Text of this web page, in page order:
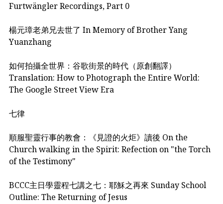
Furtwängler Recordings, Part 0
楊元璋老弟兄去世了 In Memory of Brother Yang
Yuanzhang
如何拍攝全世界：谷歌街景的時代（原創翻譯）
Translation: How to Photograph the Entire World:
The Google Street View Era
七律
順服聖靈行事的教會：《見證的火炬》讀後 On the
Church walking in the Spirit: Refection on "the Torch
of the Testimony"
BCCC主日學靈程七講之七：耶穌之再來 Sunday School
Outline: The Returning of Jesus